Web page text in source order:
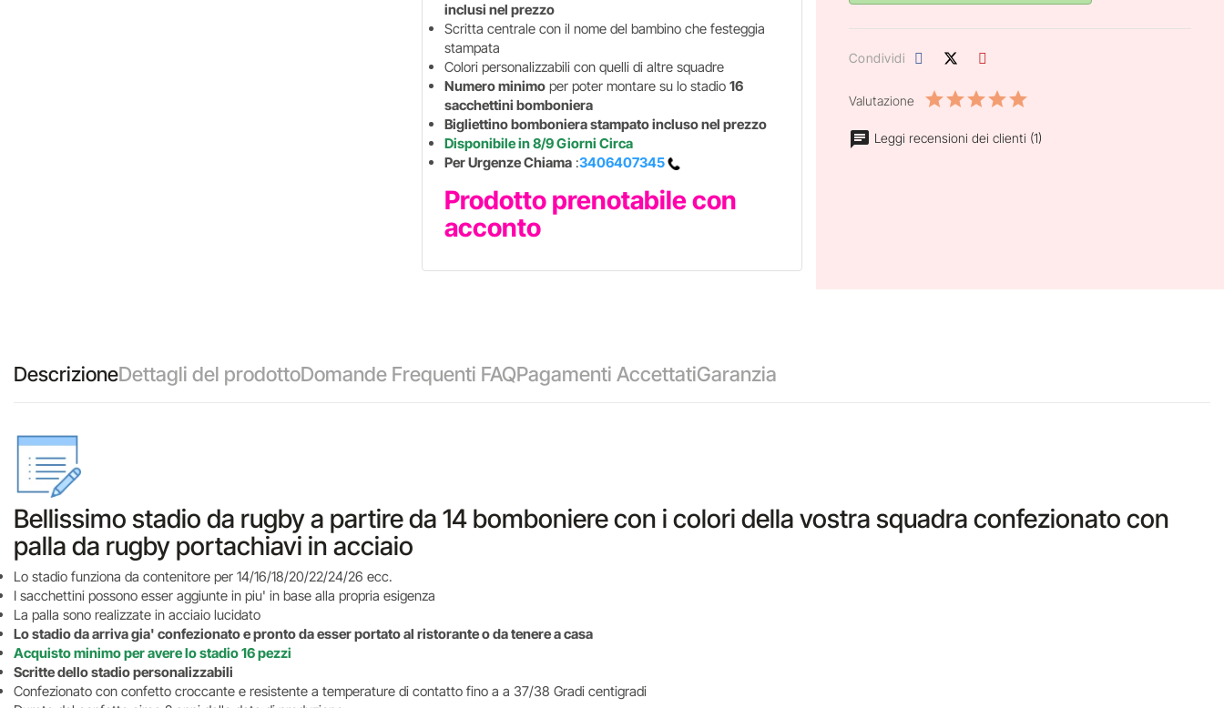
inclusi nel prezzo
Scritta centrale con il nome del bambino che festeggia
stampata
Colori personalizzabili con quelli di altre squadre
Numero minimoper poter montare su lo stadio 16
sacchettini bomboniera
Bigliettino bomboniera stampato incluso nel prezzo
Disponibile in 8/9 Giorni Circa
Per Urgenze Chiama:3406407345
Prodotto prenotabile con
acconto
Condividi
Valutazione
Leggi recensioni dei clienti (1)
DescrizioneDettagli del prodottoDomande Frequenti FAQPagamenti AccettatiGaranzia
Bellissimo stadio da rugby a partire da 14 bomboniere con i colori della vostra squadra confezionato con
palla da rugby portachiavi in acciaio
Lo stadio funziona da contenitore per 14/16/18/20/22/24/26 ecc.
I sacchettini possono esser aggiunte in piu' in base alla propria esigenza
La palla sono realizzate in acciaio lucidato
Lo stadio da arriva gia' confezionato e pronto da esser portato al ristorante o da tenere a casa
Acquisto minimo per avere lo stadio 16 pezzi
Scritte dello stadio personalizzabili
Confezionato con confetto croccante e resistente a temperature di contatto fino a a 37/38 Gradi centigradi